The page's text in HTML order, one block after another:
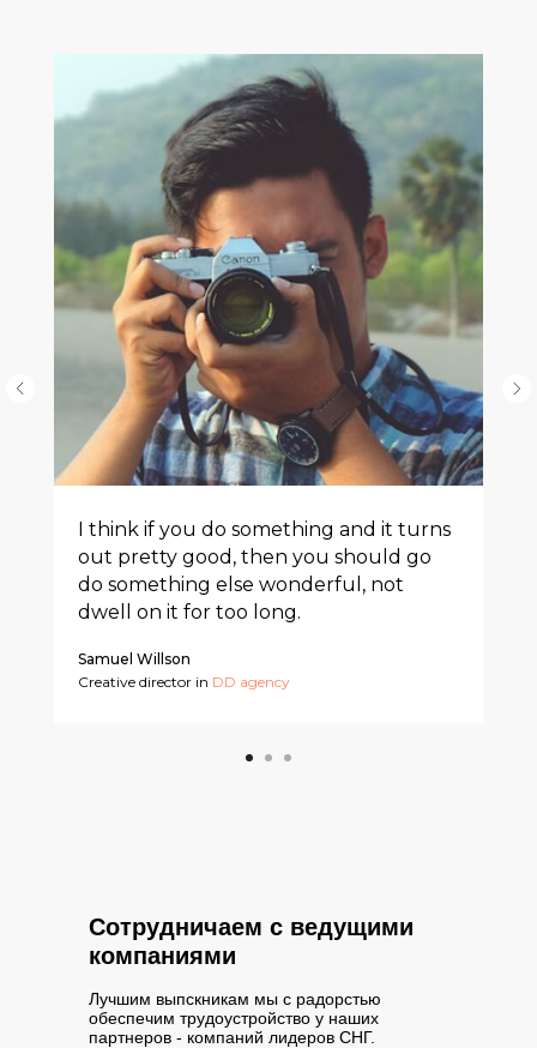
I think if you do something and it turns
out pretty good, then you should go
do something else wonderful, not
dwell on it for too long.
Samuel Willson
Creative director in DD agency
Сотрудничаем с ведущими
компаниями
Лучшим выпскникам мы с радорстью
обеспечим трудоустройство у наших
партнеров - компаний лидеров СНГ.